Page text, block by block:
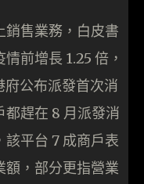
銷售業務，白皮書
前增長 1.25 倍，
公布派發首次消
趕在 8 月派發消
平台 7 成商戶表
額，部分更指營業